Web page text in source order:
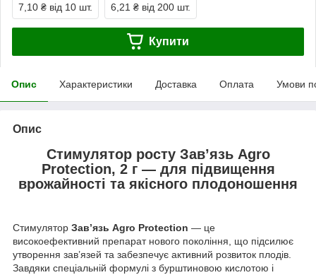
7,10 ₴ від 10 шт. 6,21 ₴ від 200 шт.
Купити
Опис Характеристики Доставка Оплата Умови
Опис
Стимулятор росту Зав’язь Agro
Protection, 2 г — для підвищення
врожайності та якісного плодоношення
Стимулятор Зав’язь Agro Protection — це
високоефективний препарат нового покоління, що підсилює
утворення зав’язей та забезпечує активний розвиток плодів.
Завдяки спеціальній формулі з бурштиновою кислотою і